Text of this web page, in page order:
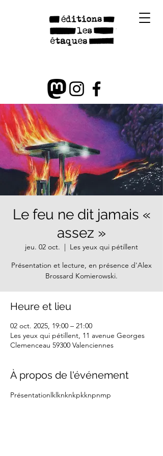
Le feu ne dit jamais «
assez »
jeu. 02 oct.
  |
Les yeux qui pétillent
Présentation et lecture, en présence d'Alex
Brossard Komierowski.
Heure et lieu
02 oct. 2025, 19:00 – 21:00
Les yeux qui pétillent, 11 avenue Georges
Clemenceau 59300 Valenciennes
À propos de l'événement
Présentationlklknknkpkknpnmp